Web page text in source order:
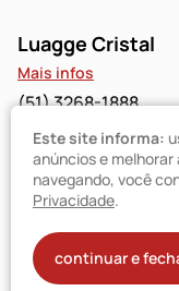
Luagge Cristal
Mais infos
(51) 3268-1888
Luagge Bravo
Mais infos
© Luagge 2025
Todos os direitos
Este site informa:
anúncios e
navegando, você
Privacidade.
continuar e